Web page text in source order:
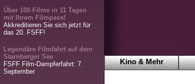
Über 100 Filme in 11 Tagen
mit Ihrem Filmpass!
Akkreditieren Sie sich jetzt für
das 20. FSFF!
Legendäre Filmfahrt auf dem
Starnberger See
FSFF Film-Dampferfahrt: 7.
September
Kino & Mehr